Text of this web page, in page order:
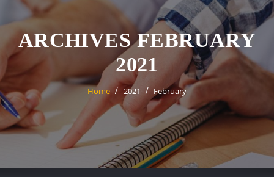
ARCHIVES FEBRUARY
2021
Home 2021 February